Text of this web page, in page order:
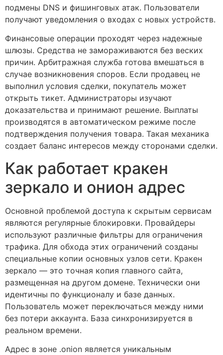
подмены DNS и фишинговых атак. Пользователи
получают уведомления о входах с новых устройств.
Финансовые операции проходят через надежные
шлюзы. Средства не замораживаются без веских
причин. Арбитражная служба готова вмешаться в
случае возникновения споров. Если продавец не
выполнил условия сделки, покупатель может
открыть тикет. Администраторы изучают
доказательства и принимают решение. Выплаты
производятся в автоматическом режиме после
подтверждения получения товара. Такая механика
создает баланс интересов между сторонами сделки.
Как работает кракен
зеркало и онион адрес
Основной проблемой доступа к скрытым сервисам
являются регулярные блокировки. Провайдеры
используют различные фильтры для ограничения
трафика. Для обхода этих ограничений созданы
специальные копии основных узлов сети. Кракен
зеркало — это точная копия главного сайта,
размещенная на другом домене. Технически они
идентичны по функционалу и базе данных.
Пользователь может переключаться между ними
без потери аккаунта. База синхронизируется в
реальном времени.
Адрес в зоне .onion является уникальным